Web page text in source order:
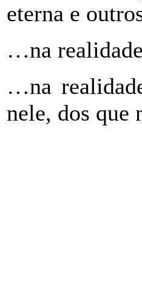
eterna e
…na
…na
nele, dos que